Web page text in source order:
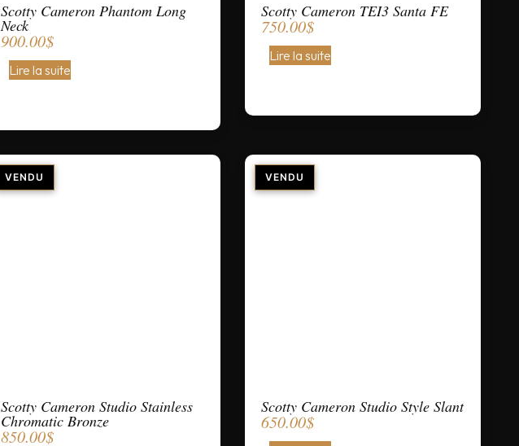
Scotty Cameron Phantom Long
Neck
900.00$
Lire la suite
Scotty Cameron TEI3 Santa FE
750.00$
Lire la suite
Scotty Cameron Studio Stainless
Chromatic Bronze
850.00$
Scotty Cameron Studio Style Slant
650.00$